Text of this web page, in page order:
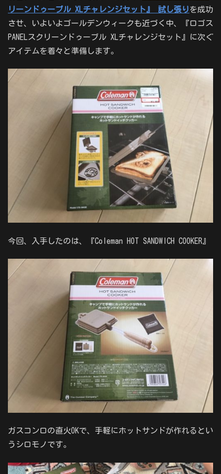
リーンドゥーブル XLチャレンジセット』 試し張りを成功
させ、いよいよゴールデンウィークも近づく中、『ロゴス
PANELスクリーンドゥーブル XLチャレンジセット』に次ぐ
アイテムを着々と準備します。
今回、入手したのは、『Coleman HOT SANDWICH COOKER』
ガスコンロの直火OKで、手軽にホットサンドが作れるとい
うシロモノです。